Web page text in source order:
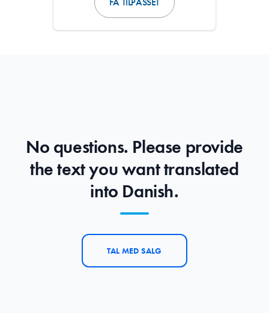
No questions. Please provide
the text you want translated
into Danish.
TAL MED SALG